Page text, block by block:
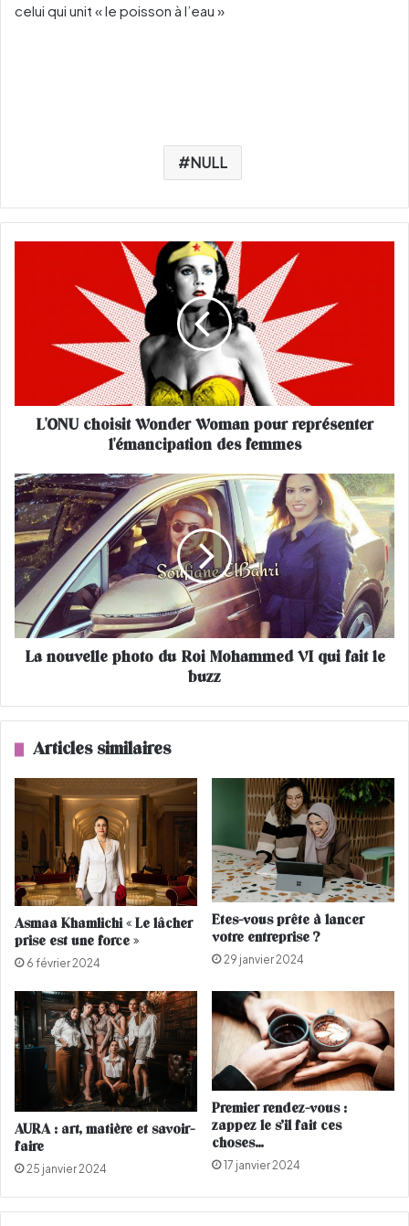
celui qui unit « le poisson à l’eau »
NULL
i
W
o
n
d
e
W
o
m
o
e
p
s
e
n
t
e
r
'
é
m
a
n
c
i
p
a
t
o
L'ONU choisit Wonder Woman pour représenter
l'émancipation des femmes
L
a
n
o
u
v
e
l
l
u
o
o
h
a
m
m
d
V
I
q
u
i
f
a
i
t
l
e
La nouvelle photo du Roi Mohammed VI qui fait le
buzz
Articles similaires
Asmaa Khamlichi « Le lâcher
prise est une force »
6 février 2024
Etes-vous prête à lancer
votre entreprise ?
29 janvier 2024
AURA : art, matière et savoir-
faire
25 janvier 2024
Premier rendez-vous :
zappez le s’il fait ces
choses…
17 janvier 2024